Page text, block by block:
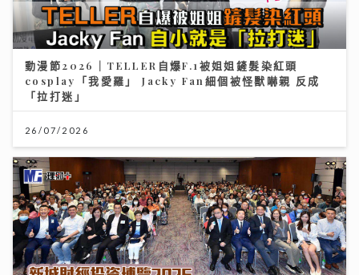
動漫節2026｜TELLER自爆F.1被姐姐鏟髮染紅頭
cosplay「我愛羅」 Jacky Fan細個被怪獸嚇親 反成
「拉打迷」
26/07/2026